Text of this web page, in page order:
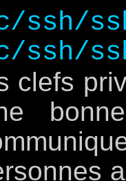
ssh/
ssh/
clefs